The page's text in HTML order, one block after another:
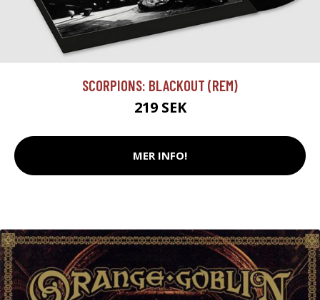
SCORPIONS: BLACKOUT (REM)
219 SEK
MER INFO!